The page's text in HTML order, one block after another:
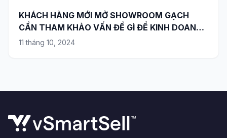
KHÁCH HÀNG MỚI MỞ SHOWROOM GẠCH
CẦN THAM KHẢO VẤN ĐỀ GÌ ĐỂ KINH DOANH
HIỆU QUẢ ?
11 tháng 10, 2024